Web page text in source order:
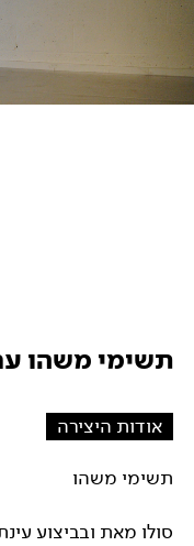
תשימי משהו
אודות היצירה
תשימי משהו
סולו מאת ובביצוע